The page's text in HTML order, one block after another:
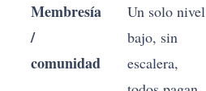
Membresía
/
comunidad
Un solo nivel
bajo, sin
escalera,